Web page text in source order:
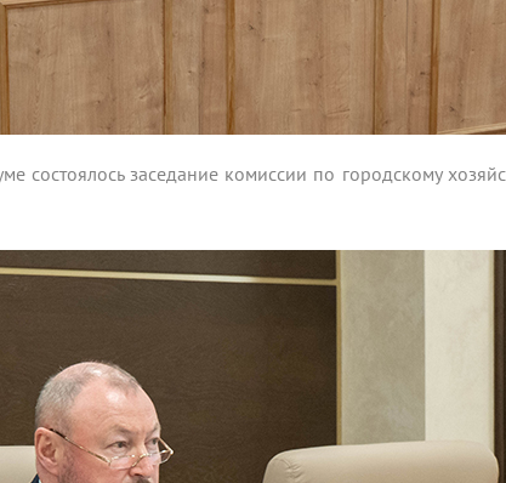
состоялось заседание комиссии по городскому